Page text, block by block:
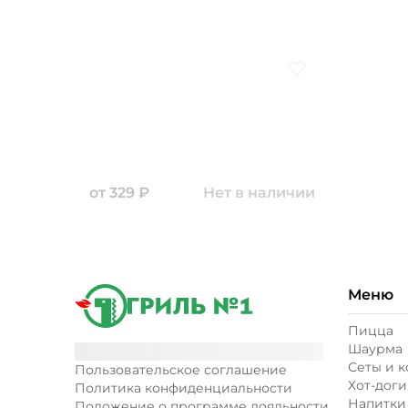
от 329 ₽ Нет в наличии
Пользовательское соглашение
Политика конфиденциальности
Меню
Пицца
Шаурма
Сеты и
Хот-доги
Напитки